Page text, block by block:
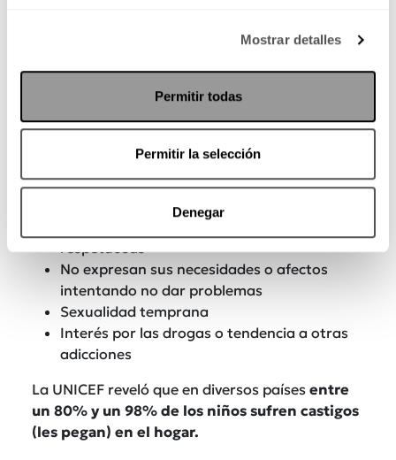
Mostrar detalles
Permitir todas
Permitir la selección
Denegar
Baja autoestima
Trastornos depresivos
Tendencias suicidas
Falta de empatía con quienes los rodean
Imposibilidad para generar relaciones
No expresan sus necesidades o afectos
intentando no dar problemas
Sexualidad temprana
Interés por las drogas o tendencia a otras
adicciones
La UNICEF reveló que en diversos países entre
un 80% y un 98% de los niños sufren castigos
(les pegan) en el hogar.